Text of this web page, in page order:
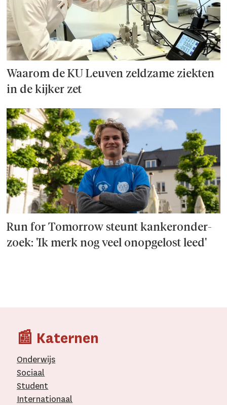
Waarom de KU Leuven zeldzame ziekten
in de kijker zet
Run for Tomorrow steunt kanker­onder­
zoek: 'Ik merk nog veel onopgelost leed'
📰 Katernen
Onderwijs
Sociaal
Student
Internationaal­